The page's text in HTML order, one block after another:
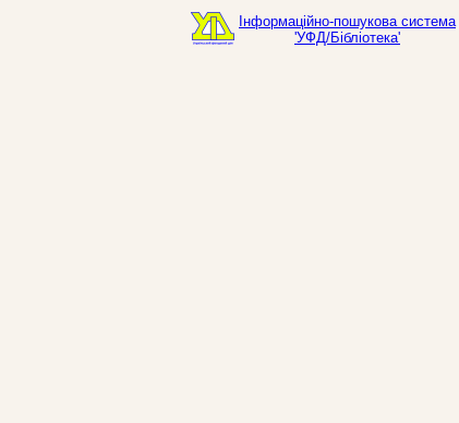
Інформаційно-пошукова система
'УФД/Бібліотека'